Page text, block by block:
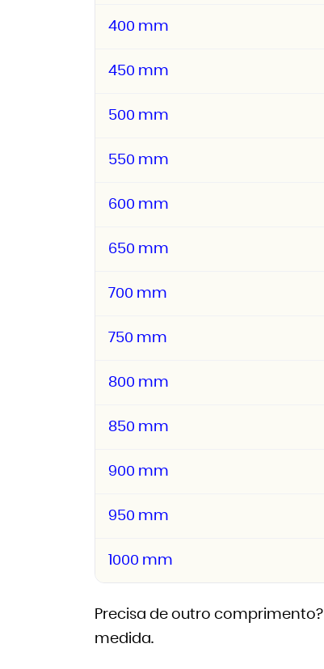
400 mm
450 mm
500 mm
550 mm
600 mm
650 mm
700 mm
750 mm
800 mm
850 mm
900 mm
950 mm
1000 mm
Precisa de outro comprimento?
medida.